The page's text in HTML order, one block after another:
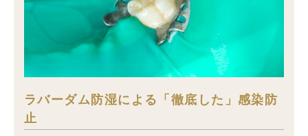
ラバーダム防湿による「徹底した」感染防
止